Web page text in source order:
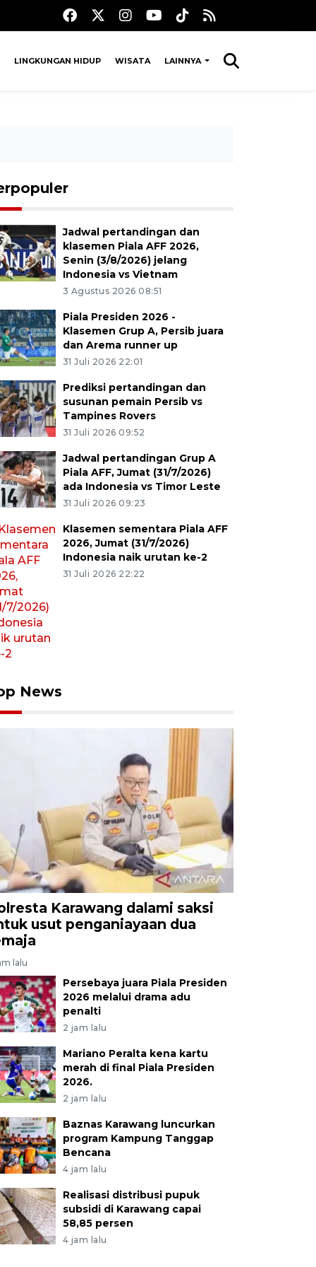
LINGKUNGAN HIDUP WISATA LAINNYA
Jadwal pertandingan dan
klasemen Piala AFF 2026,
Senin (3/8/2026) jelang
Indonesia vs Vietnam
3 Agustus 2026 08:51
Piala Presiden 2026 -
Klasemen Grup A, Persib juara
dan Arema runner up
31 Juli 2026 22:01
Prediksi pertandingan dan
susunan pemain Persib vs
Tampines Rovers
31 Juli 2026 09:52
Jadwal pertandingan Grup A
Piala AFF, Jumat (31/7/2026)
ada Indonesia vs Timor Leste
31 Juli 2026 09:23
Klasemen sementara Piala AFF
2026, Jumat (31/7/2026)
Indonesia naik urutan ke-2
31 Juli 2026 22:22
News
Karawang dalami saksi
usut penganiayaan dua
lalu
Persebaya juara Piala Presiden
2026 melalui drama adu
penalti
2 jam lalu
Mariano Peralta kena kartu
merah di final Piala Presiden
2026.
2 jam lalu
Baznas Karawang luncurkan
program Kampung Tanggap
Bencana
4 jam lalu
Realisasi distribusi pupuk
subsidi di Karawang capai
58,85 persen
4 jam lalu